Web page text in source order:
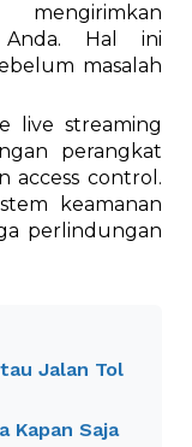
Anda. Hal ini
masalah
live streaming
perangkat
access control.
keamanan
perlindungan
Jalan Tol
Kapan Saja